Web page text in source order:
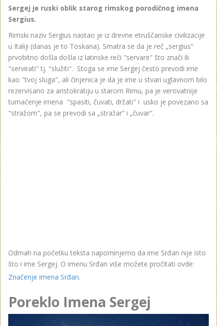
Sergej je ruski oblik starog rimskog porodičnog imena
Sergius.
Rimski naziv Sergius nastao je iz drevne etruščanske civilizacije
u Italiji (danas je to Toskana). Smatra se da je reč „sergius“
prvobitno došla došla iz latinske reči "servare" što znači ili
"servirati" tj. "služiti". Stoga se ime Sergej često prevodi ime
kao "tvoj sluga", ali činjenica je da je ime u stvari uglavnom bilo
rezervisano za aristokratiju u starom Rimu, pa je verovatnije
tumačenje imena "spasiti, čuvati, držati" i usko je povezano sa
"stražom", pa se prevodi sa „stražar“ i „čuvar“.
Odmah na početku teksta napominjemo da ime Srđan nije isto
što i ime Sergej. O imenu Srđan više možete pročitati ovde:
Značenje imena Srđan.
Poreklo Imena Sergej